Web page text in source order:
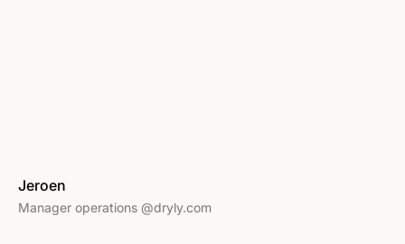
Jeroen
Manager operations @dryly.com